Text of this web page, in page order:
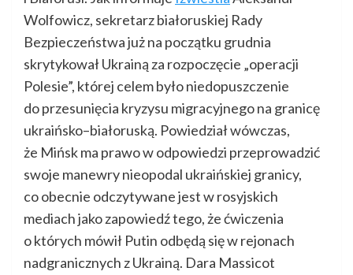
Wolfowicz, sekretarz białoruskiej Rady
Bezpieczeństwa już na początku grudnia
skrytykował Ukrainą za rozpoczęcie „operacji
Polesie”, której celem było niedopuszczenie
do przesunięcia kryzysu migracyjnego na granicę
ukraińsko–białoruską. Powiedział wówczas,
że Mińsk ma prawo w odpowiedzi przeprowadzić
swoje manewry nieopodal ukraińskiej granicy,
co obecnie odczytywane jest w rosyjskich
mediach jako zapowiedź tego, że ćwiczenia
o których mówił Putin odbędą się w rejonach
nadgranicznych z Ukrainą. Dara Massicot